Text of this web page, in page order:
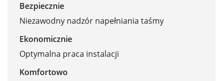
Bezpiecznie
Niezawodny nadzór napełniania taśmy
Ekonomicznie
Optymalna praca instalacji
Komfortowo